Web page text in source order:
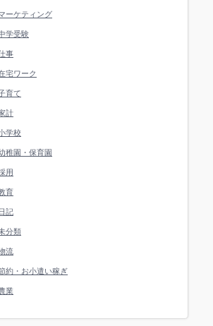
ーケティング
学受験
事
宅ワーク
育て
計
学校
稚園・保育園
用
育
記
分類
流
約・お小遣い稼ぎ
業